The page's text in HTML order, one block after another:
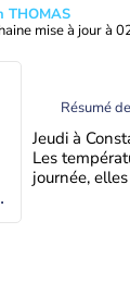
THOMAS
mise à jour à
Résumé
Jeudi à
Les
journée,